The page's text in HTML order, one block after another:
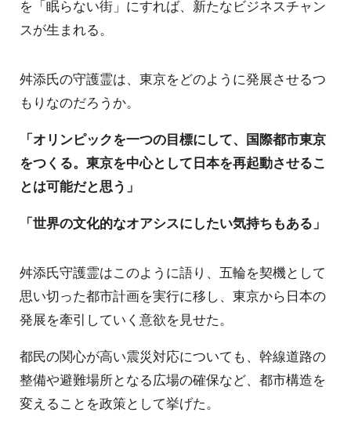
を「眠らない街」にすれば、新たなビジネスチャン
スが生まれる。
舛添氏の守護霊は、東京をどのように発展させるつ
もりなのだろうか。
「オリンピックを一つの目標にして、国際都市東京
をつくる。東京を中心として日本を再起動させるこ
とは可能だと思う」
「世界の文化的なオアシスにしたい気持ちもある」
舛添氏守護霊はこのように語り、五輪を契機として
思い切った都市計画を実行に移し、東京から日本の
発展を牽引していく意欲を見せた。
都民の関心が高い震災対応についても、幹線道路の
整備や避難場所となる広場の確保など、都市構造を
変えることを政策として挙げた。